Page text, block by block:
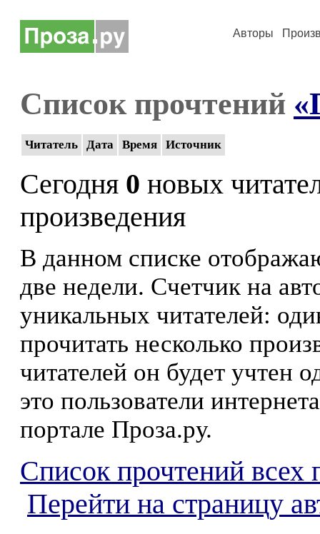
Авторы
Список прочтений
Читатель Дата Время Источник
Сегодня 0 новых
произведения
В данном списке
две недели. Счетчик на
уникальных читателей:
прочитать несколько
читателей он будет учтен
это пользователи
портале Проза.ру.
Список прочтений всех
Перейти на страницу